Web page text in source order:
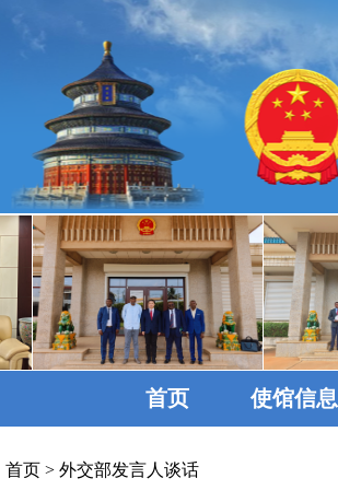
首页 使馆信息
首页 > 外交部发言人谈话